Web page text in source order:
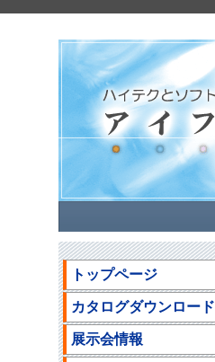
トップページ
カタログダウンロード
展示会情報